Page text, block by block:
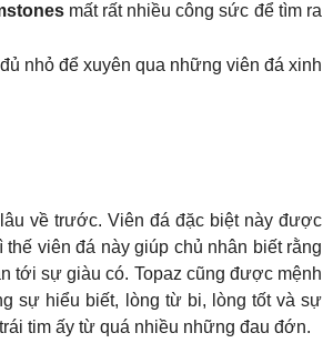
mất rất nhiều công sức để tìm ra
nhỏ để xuyên qua những viên đá xinh
về trước. Viên đá đặc biệt này được
viên đá này giúp chủ nhân biết rằng
tới sự giàu có. Topaz cũng được mệnh
sự hiểu biết, lòng từ bi, lòng tốt và sự
tim ấy từ quá nhiều những đau đớn.